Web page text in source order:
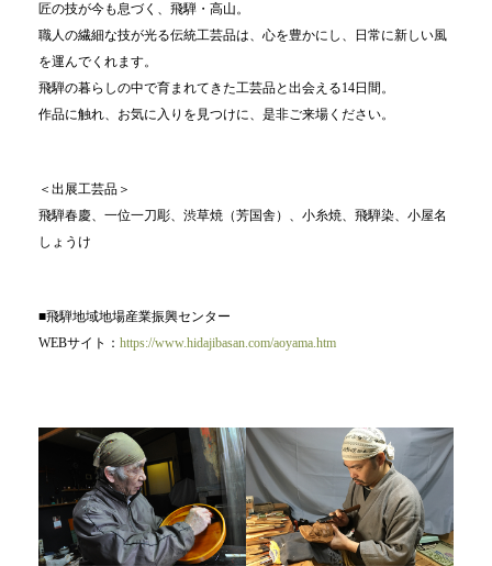
匠の技が今も息づく、飛騨・高山。
職人の繊細な技が光る伝統工芸品は、心を豊かにし、日常に新しい風
を運んでくれます。
飛騨の暮らしの中で育まれてきた工芸品と出会える14日間。
作品に触れ、お気に入りを見つけに、是非ご来場ください。
＜出展工芸品＞
飛騨春慶、一位一刀彫、渋草焼（芳国舎）、小糸焼、飛騨染、小屋名
しょうけ
■飛騨地域地場産業振興センター
WEBサイト： https://www.hidajibasan.com/aoyama.htm